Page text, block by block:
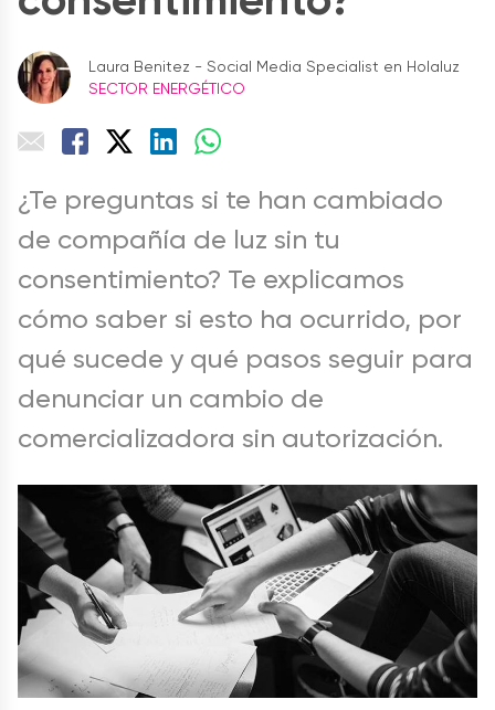
Laura Benitez - Social Media Specialist en Holaluz
SECTOR ENERGÉTICO
¿Te preguntas si te han cambiado
de compañía de luz sin tu
consentimiento? Te explicamos
cómo saber si esto ha ocurrido, por
qué sucede y qué pasos seguir para
denunciar un cambio de
comercializadora sin autorización.